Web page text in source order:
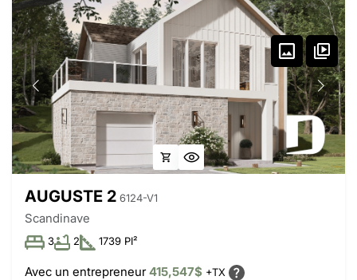
AUGUSTE 2 6124-V1
Scandinave
3 2 1739 PI²
Avec un entrepreneur415,547$ +TX